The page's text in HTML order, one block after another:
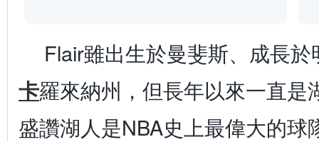
Flair雖出生於曼斐斯、成長
卡羅來納州，但長年以來一直是
盛讚湖人是NBA史上最偉大的球